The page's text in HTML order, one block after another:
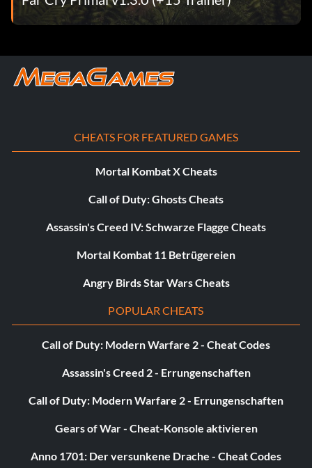
ist die Chance größer, seltene Tiere zu erlegen oder zu
zähmen, wenn die Sonne untergegangen ist. Sie müssen
die Tiere in der Nacht aggressiver werden.
Um die hochstufigen Upgrades zu erhalten, müsst ihr
euch auf die Jagd nach seltenen Fellen machen, die ihr am
besten nachts findet.
Es sind 2-4 Schüsse nötig, um einen Feind mit nicht
aufgerüsteten Waffen auszuschalten, also versuchen Sie,
wann immer möglich, einen Kopfschuss zu landen, um Zeit
Die Übernahme von Lagerfeuern:
Die beste Strategie für die Eroberung von Lagerfeuern ist
auszukundschaften. Wenn du dann herausgefunden hast,
wo sich die Feinde aufhalten, schalte heimlich diejenigen
leichter bewegen kannst, ohne entdeckt zu werden.
CHEATS FOR FEATURED GAMES
Mortal Kombat X Cheats
Call of Duty: Ghosts Cheats
Assassin's Creed IV: Schwarze Flagge Cheats
Mortal Kombat 11 Betrügereien
Angry Birds Star Wars Cheats
POPULAR CHEATS
Call of Duty: Modern Warfare 2 - Cheat Codes
Assassin's Creed 2 - Errungenschaften
Call of Duty: Modern Warfare 2 - Errungenschaften
Gears of War - Cheat-Konsole aktivieren
Anno 1701: Der versunkene Drache - Cheat Codes